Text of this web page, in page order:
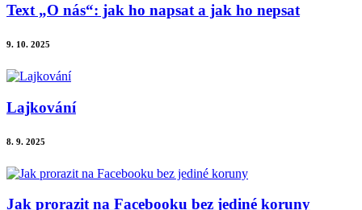
Text „O nás“: jak ho napsat a jak ho nepsat
9. 10. 2025
Lajkování
8. 9. 2025
Jak prorazit na Facebooku bez jediné koruny